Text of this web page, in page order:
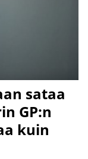
sataa
GP:n
kuin